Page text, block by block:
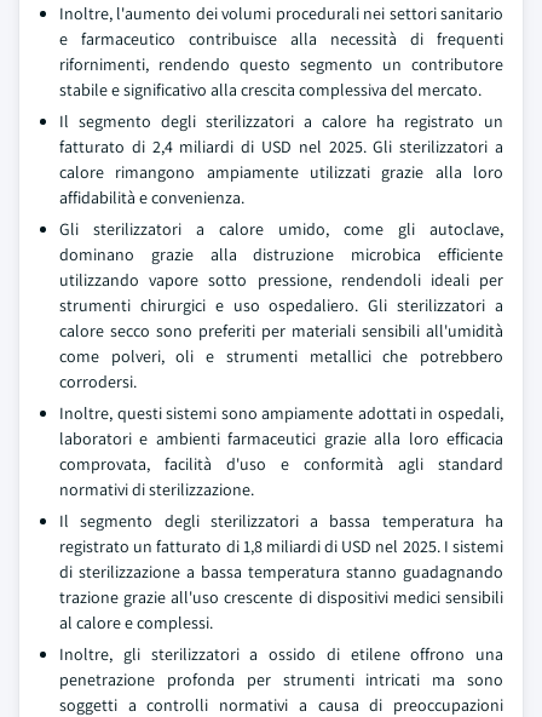
Inoltre, l'aumento dei volumi procedurali nei settori sanitario
e farmaceutico contribuisce alla necessità di frequenti
rifornimenti, rendendo questo segmento un contributore
stabile e significativo alla crescita complessiva del mercato.
Il segmento degli sterilizzatori a calore ha registrato un
fatturato di 2,4 miliardi di USD nel 2025. Gli sterilizzatori a
calore rimangono ampiamente utilizzati grazie alla loro
affidabilità e convenienza.
Gli sterilizzatori a calore umido, come gli autoclave,
dominano grazie alla distruzione microbica efficiente
utilizzando vapore sotto pressione, rendendoli ideali per
strumenti chirurgici e uso ospedaliero. Gli sterilizzatori a
calore secco sono preferiti per materiali sensibili all'umidità
come polveri, oli e strumenti metallici che potrebbero
corrodersi.
Inoltre, questi sistemi sono ampiamente adottati in ospedali,
laboratori e ambienti farmaceutici grazie alla loro efficacia
comprovata, facilità d'uso e conformità agli standard
normativi di sterilizzazione.
Il segmento degli sterilizzatori a bassa temperatura ha
registrato un fatturato di 1,8 miliardi di USD nel 2025. I sistemi
di sterilizzazione a bassa temperatura stanno guadagnando
trazione grazie all'uso crescente di dispositivi medici sensibili
al calore e complessi.
Inoltre, gli sterilizzatori a ossido di etilene offrono una
penetrazione profonda per strumenti intricati ma sono
soggetti a controlli normativi a causa di preoccupazioni